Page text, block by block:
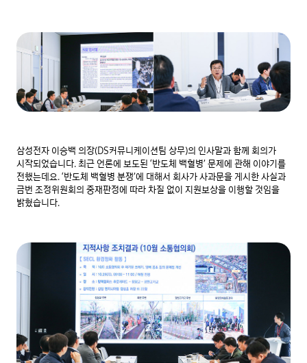
삼성전자 이승백 의장(DS커뮤니케이션팀 상무)의 인사말과 함께 회의가
시작되었습니다. 최근 언론에 보도된 ‘반도체 백혈병’ 문제에 관해 이야기를
전했는데요. ‘반도체 백혈병 분쟁’에 대해서 회사가 사과문을 게시한 사실과
금번 조정위원회의 중재판정에 따라 차질 없이 지원보상을 이행할 것임을
밝혔습니다.